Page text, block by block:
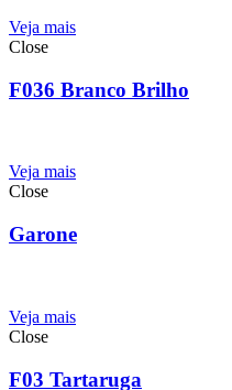
Veja mais
Close
F036 Branco Brilho
Veja mais
Close
Garone
Veja mais
Close
F03 Tartaruga